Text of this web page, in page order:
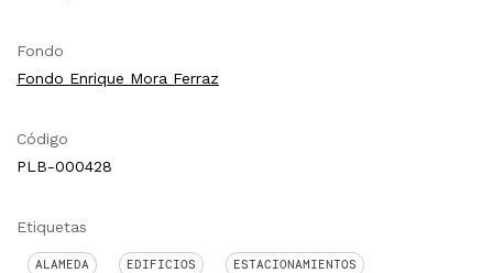
Fondo
Fondo Enrique Mora Ferraz
Código
PLB-000428
Etiquetas
ALAMEDA EDIFICIOS ESTACIONAMIENTOS